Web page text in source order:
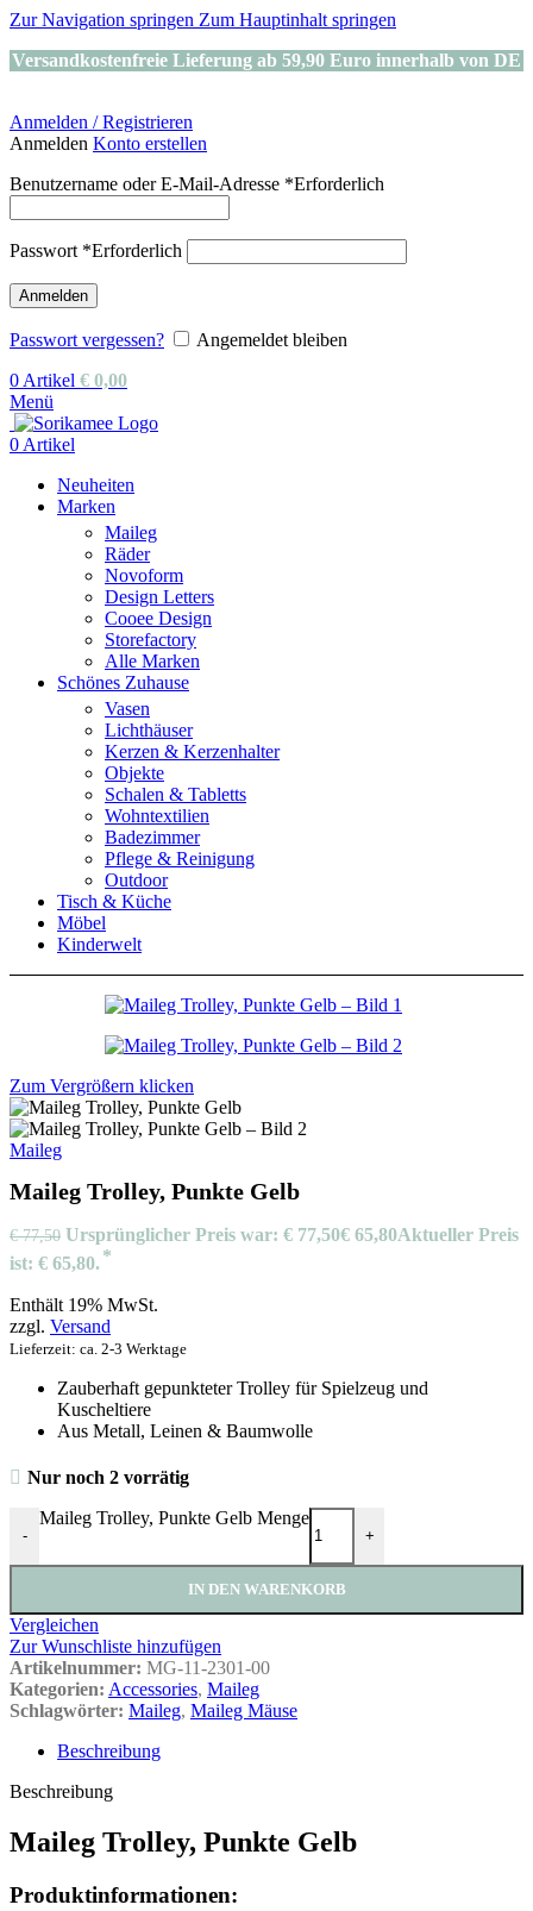
Zur Navigation springen Zum Hauptinhalt springen
Versandkostenfreie Lieferung ab 59,90 Euro innerhalb von DE
Anmelden / Registrieren
Anmelden Konto erstellen
Benutzername oder E-Mail-Adresse *Erforderlich
Passwort *Erforderlich
Anmelden
Passwort vergessen?
Angemeldet bleiben
0 Artikel € 0,00
Menü
0 Artikel
Neuheiten
Marken
Maileg
Räder
Novoform
Design Letters
Cooee Design
Storefactory
Alle Marken
Schönes Zuhause
Vasen
Lichthäuser
Kerzen & Kerzenhalter
Objekte
Schalen & Tabletts
Wohntextilien
Badezimmer
Pflege & Reinigung
Outdoor
Tisch & Küche
Möbel
Kinderwelt
Zum Vergrößern klicken
Maileg
Maileg Trolley, Punkte Gelb
€77,50 Ursprünglicher Preis war: € 77,50€ 65,80Aktueller Preis
ist: € 65,80.
Enthält 19% MwSt.
zzgl. Versand
Lieferzeit: ca. 2-3 Werktage
Zauberhaft gepunkteter Trolley für Spielzeug und
Kuscheltiere
Aus Metall, Leinen & Baumwolle
Nur noch 2 vorrätig
-
Maileg Trolley, Punkte Gelb Menge
+
IN DEN WARENKORB
Vergleichen
Zur Wunschliste hinzufügen
Artikelnummer: MG-11-2301-00
Kategorien: Accessories, Maileg
Schlagwörter: Maileg, Maileg Mäuse
Beschreibung
Beschreibung
Maileg Trolley, Punkte Gelb
Produktinformationen: